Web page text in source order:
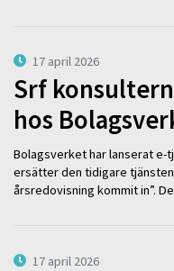
17 april 2026
Srf
hos
Bolagsverket har lanserat e-
ersätter den tidigare
årsredovisning kommit in”.
17 april 2026